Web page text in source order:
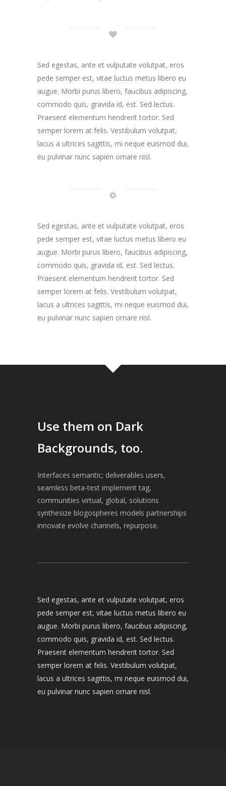
Sed egestas, ante et vulputate volutpat, eros
pede semper est, vitae luctus metus libero eu
augue. Morbi purus libero, faucibus adipiscing,
commodo quis, gravida id, est. Sed lectus.
Praesent elementum hendrerit tortor. Sed
semper lorem at felis. Vestibulum volutpat,
lacus a ultrices sagittis, mi neque euismod dui,
eu pulvinar nunc sapien ornare nisl.
Sed egestas, ante et vulputate volutpat, eros
pede semper est, vitae luctus metus libero eu
augue. Morbi purus libero, faucibus adipiscing,
commodo quis, gravida id, est. Sed lectus.
Praesent elementum hendrerit tortor. Sed
semper lorem at felis. Vestibulum volutpat,
lacus a ultrices sagittis, mi neque euismod dui,
eu pulvinar nunc sapien ornare nisl.
Use them on Dark
Backgrounds, too.
Interfaces semantic; deliverables users,
seamless beta-test implement tag,
communities virtual, global, solutions
synthesize blogospheres models partnerships
innovate evolve channels, repurpose.
Sed egestas, ante et vulputate volutpat, eros
pede semper est, vitae luctus metus libero eu
augue. Morbi purus libero, faucibus adipiscing,
commodo quis, gravida id, est. Sed lectus.
Praesent elementum hendrerit tortor. Sed
semper lorem at felis. Vestibulum volutpat,
lacus a ultrices sagittis, mi neque euismod dui,
eu pulvinar nunc sapien ornare nisl.